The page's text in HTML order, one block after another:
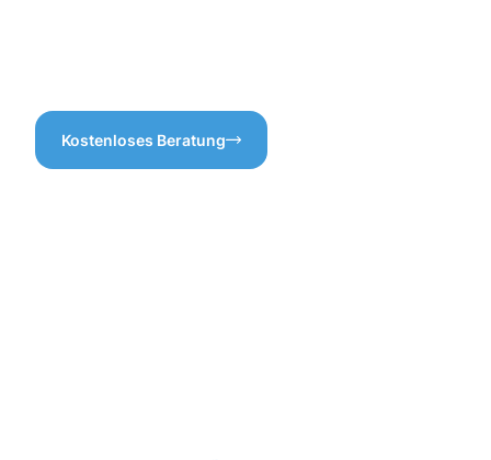
Kostenloses Beratung